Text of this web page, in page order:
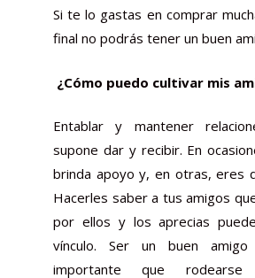
Si te lo gastas en comprar
final no podrás tener un buen
¿Cómo puedo cultivar mis
Entablar y mantener
supone dar y recibir. En
brinda apoyo y, en otras, eres
Hacerles saber a tus amigos
por ellos y los aprecias
vínculo. Ser un buen
importante que